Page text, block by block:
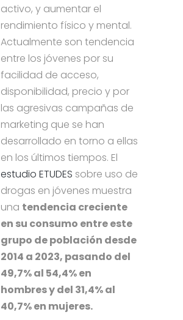
activo, y aumentar el
rendimiento físico y mental.
Actualmente son tendencia
entre los jóvenes por su
facilidad de acceso,
disponibilidad, precio y por
las agresivas campañas de
marketing que se han
desarrollado en torno a ellas
en los últimos tiempos. El
estudio ETUDES sobre uso de
drogas en jóvenes muestra
una tendencia creciente
en su consumo entre este
grupo de población desde
2014 a 2023, pasando del
49,7% al 54,4% en
hombres y del 31,4% al
40,7% en mujeres.